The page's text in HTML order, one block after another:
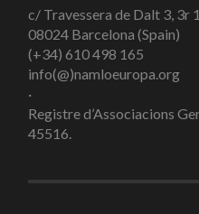
c/ Travessera de Dalt 3, 3r
08024 Barcelona (Spain)
(+34) 610 498 165
info(@)namloeuropa.org
·
Registre d’Associacions
45516.